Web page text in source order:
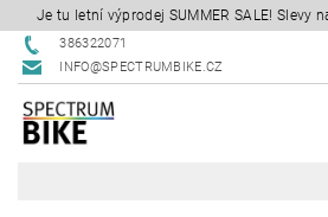
Je tu letní výprodej SUMMER SALE! Slevy
386322071
INFO@SPECTRUMBIKE.CZ